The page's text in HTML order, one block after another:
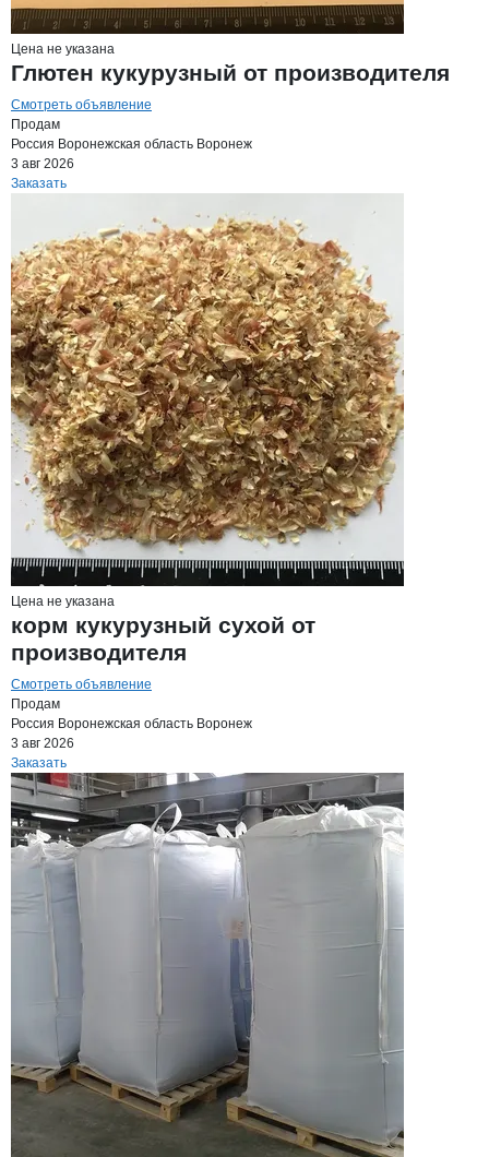
Цена не указана
Глютен кукурузный от производителя
Смотреть объявление
Продам
Россия Воронежская область Воронеж
3 авг 2026
Заказать
Цена не указана
корм кукурузный сухой от
производителя
Смотреть объявление
Продам
Россия Воронежская область Воронеж
3 авг 2026
Заказать